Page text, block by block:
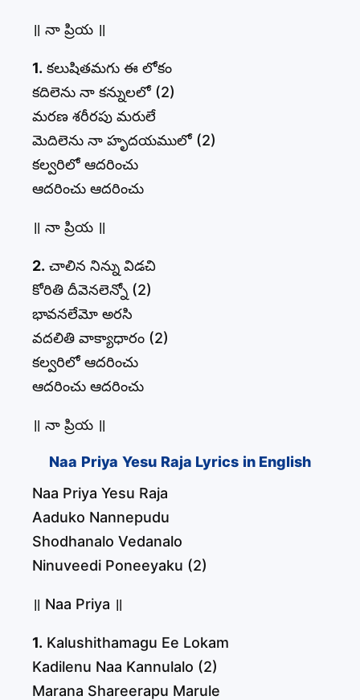
॥ నా ప్రియ ॥
1. కలుషితమగు ఈ లోకం
కదిలెను నా కన్నులలో (2)
మరణ శరీరపు మరులే
మెదిలెను నా హృదయములో (2)
కల్వరిలో ఆదరించు
ఆదరించు ఆదరించు
॥ నా ప్రియ ॥
2. చాలిన నిన్ను విడచి
కోరితి దీవెనలెన్నో (2)
భావనలేమో అరసి
వదలితి వాక్యాధారం (2)
కల్వరిలో ఆదరించు
ఆదరించు ఆదరించు
॥ నా ప్రియ ॥
Naa Priya Yesu Raja Lyrics in English
Naa Priya Yesu Raja
Aaduko Nannepudu
Shodhanalo Vedanalo
Ninuveedi Poneeyaku (2)
॥ Naa Priya ॥
1. Kalushithamagu Ee Lokam
Kadilenu Naa Kannulalo (2)
Marana Shareerapu Marule